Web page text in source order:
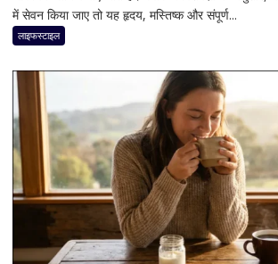
फायदे
और
सेवन
का
बेहतर
में सेवन किया जाए तो यह हृदय, मस्तिष्क और संपूर्ण...
लाइफस्टाइल